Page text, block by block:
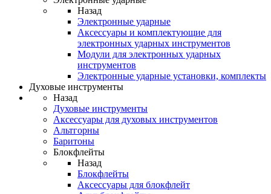
Назад
Электронные ударные
Аксессуары и комплектующие для
электронных ударных инструментов
Модули для электронных ударных
инструментов
Электронные ударные установки, комплекты
Духовые инструменты
Назад
Духовые инструменты
Аксессуары для духовых инструментов
Альтгорны
Баритоны
Блокфлейты
Назад
Блокфлейты
Аксессуары для блокфлейт